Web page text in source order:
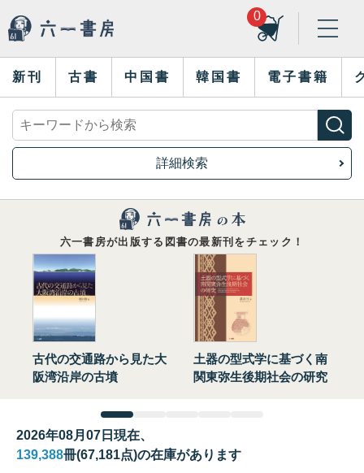
0
新刊 古書 中国書 韓国書 電子書籍
詳細検索
六一書房が出版する図書の最新刊をチェック！
古代の交通路から見た大
阪湾沿岸の古墳
土器の型式学に基づく南
関東弥生後期社会の研究
2026年08月07日現在、
139,388冊(67,181点)の在庫があります